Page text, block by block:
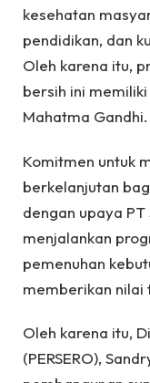
kesehatan
pendidikan, dan
Oleh karena itu,
bersih ini
Mahatma Gandhi.
Komitmen untuk
berkelanjutan
dengan upaya PT
menjalankan
pemenuhan
memberikan nilai
Oleh karena itu,
(PERSERO),